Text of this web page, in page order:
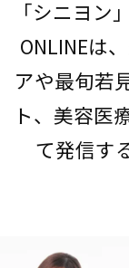
「シニヨン
ONLINEは
アや最旬若
ト、美容医
て発信す